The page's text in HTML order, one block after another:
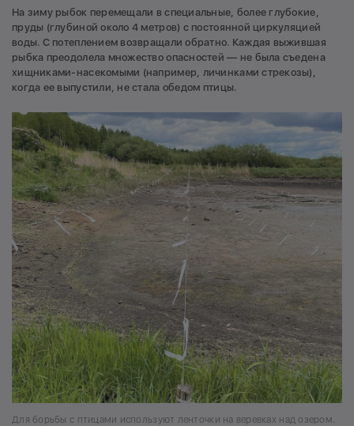
На зиму рыбок перемещали в специальные, более глубокие,
пруды (глубиной около 4 метров) с постоянной циркуляцией
воды. С потеплением возвращали обратно. Каждая выжившая
рыбка преодолела множество опасностей — не была съедена
хищниками-насекомыми (например, личинками стрекозы),
когда ее выпустили, не стала обедом птицы.
Для борьбы с птицами используют ленточки на веревках над озером.